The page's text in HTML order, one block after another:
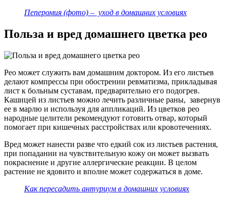
Пеперомия (фото) – уход в домашних условиях
Польза и вред домашнего цветка рео
Рео может служить вам домашним доктором. Из его листьев
делают компрессы при обострении ревматизма, прикладывая
лист к больным суставам, предварительно его подогрев.
Кашицей из листьев можно лечить различные раны, завернув
ее в марлю и используя для аппликаций. Из цветков рео
народные целители рекомендуют готовить отвар, который
помогает при кишечных расстройствах или кровотечениях.
Вред может нанести разве что едкий сок из листьев растения,
при попадании на чувствительную кожу он может вызвать
покраснение и другие аллергические реакции. В целом
растение не ядовито и вполне может содержаться в доме.
Как пересадить антуриум в домашних условиях